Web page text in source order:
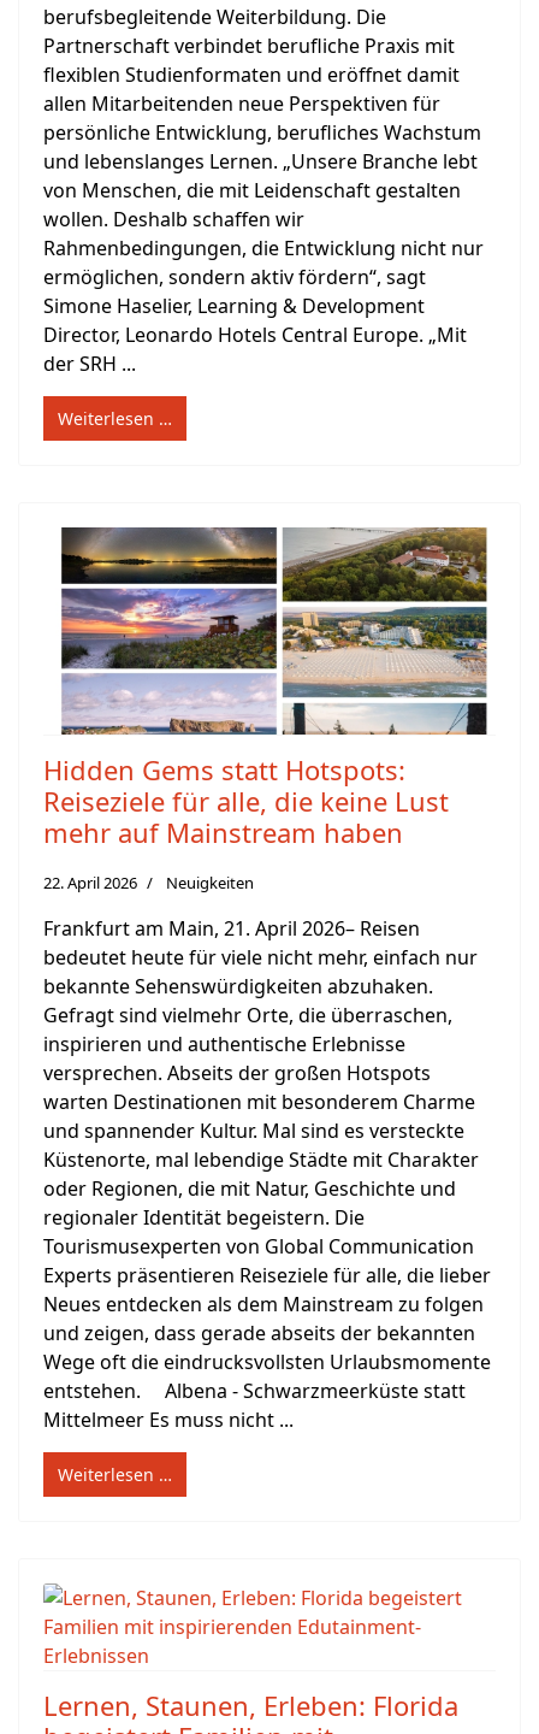
berufsbegleitende Weiterbildung. Die
Partnerschaft verbindet berufliche Praxis mit
flexiblen Studienformaten und eröffnet damit
allen Mitarbeitenden neue Perspektiven für
persönliche Entwicklung, berufliches Wachstum
und lebenslanges Lernen. „Unsere Branche lebt
von Menschen, die mit Leidenschaft gestalten
wollen. Deshalb schaffen wir
Rahmenbedingungen, die Entwicklung nicht nur
ermöglichen, sondern aktiv fördern“, sagt
Simone Haselier, Learning & Development
Director, Leonardo Hotels Central Europe. „Mit
der SRH ...
Weiterlesen …
Hidden Gems statt Hotspots:
Reiseziele für alle, die keine Lust
mehr auf Mainstream haben
22. April 2026 Neuigkeiten
Frankfurt am Main, 21. April 2026– Reisen
bedeutet heute für viele nicht mehr, einfach nur
bekannte Sehenswürdigkeiten abzuhaken.
Gefragt sind vielmehr Orte, die überraschen,
inspirieren und authentische Erlebnisse
versprechen. Abseits der großen Hotspots
warten Destinationen mit besonderem Charme
und spannender Kultur. Mal sind es versteckte
Küstenorte, mal lebendige Städte mit Charakter
oder Regionen, die mit Natur, Geschichte und
regionaler Identität begeistern. Die
Tourismusexperten von Global Communication
Experts präsentieren Reiseziele für alle, die lieber
Neues entdecken als dem Mainstream zu folgen
und zeigen, dass gerade abseits der bekannten
Wege oft die eindrucksvollsten Urlaubsmomente
entstehen. Albena - Schwarzmeerküste statt
Mittelmeer Es muss nicht ...
Weiterlesen …
Lernen, Staunen, Erleben: Florida